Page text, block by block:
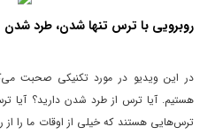
روبرویی با ترس تنها شدن، طرد شدن
در این ویدیو در مورد تکنیکی صحبت
هستیم. آیا ترس از طرد شدن دارید؟ آیا
ترس‌هایی هستند که خیلی از اوقات ما را